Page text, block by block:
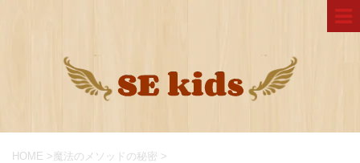
HOME > 魔法のメソッドの秘密 >